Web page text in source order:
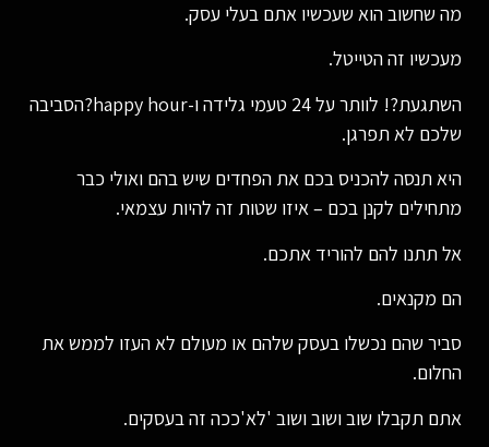
מה שחשוב הוא שעכשיו אתם בעלי עסק.
מעכשיו זה הטייטל.
השתגעת?! לוותר על 24 טעמי גלידה ו-happy hour?הסביבה
שלכם לא תפרגן.
היא תנסה להכניס בכם את הפחדים שיש בהם ואולי כבר
מתחילים לקנן בכם – איזו שטות זה להיות עצמאי.
אל תתנו להם להוריד אתכם.
הם מקנאים.
סביר שהם נכשלו בעסק שלהם או מעולם לא העזו לממש את
החלום.
אתם תקבלו שוב ושוב ושוב 'לא'ככה זה בעסקים.